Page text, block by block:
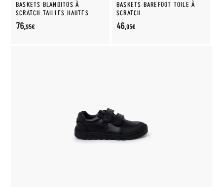
BASKETS BLANDITOS À
SCRATCH TAILLES HAUTES
76,95€
BASKETS BAREFOOT TOILE À
SCRATCH
46,95€